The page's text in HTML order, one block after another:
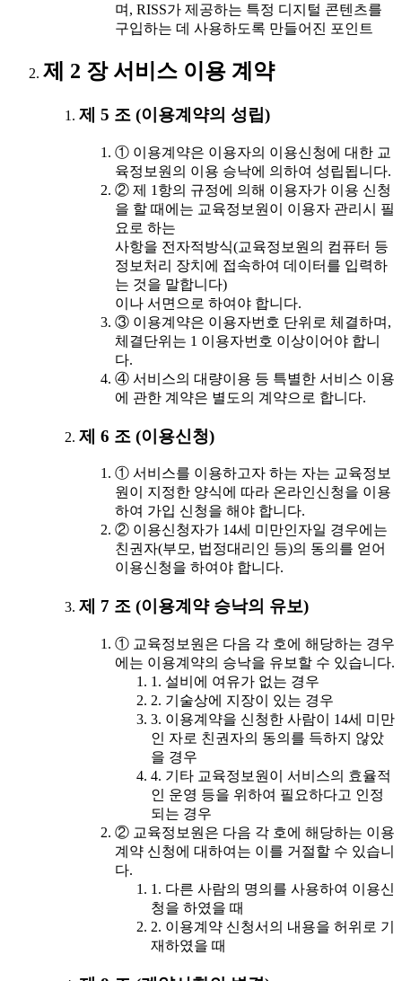
며, RISS가 제공하는 특정 디지털 콘텐츠를
구입하는 데 사용하도록 만들어진 포인트
제 2 장 서비스 이용 계약
제 5 조 (이용계약의 성립)
① 이용계약은 이용자의 이용신청에 대한 교
육정보원의 이용 승낙에 의하여 성립됩니다.
② 제 1항의 규정에 의해 이용자가 이용 신청
을 할 때에는 교육정보원이 이용자 관리시 필
요로 하는
사항을 전자적방식(교육정보원의 컴퓨터 등
정보처리 장치에 접속하여 데이터를 입력하
는 것을 말합니다)
이나 서면으로 하여야 합니다.
③ 이용계약은 이용자번호 단위로 체결하며,
체결단위는 1 이용자번호 이상이어야 합니
다.
④ 서비스의 대량이용 등 특별한 서비스 이용
에 관한 계약은 별도의 계약으로 합니다.
제 6 조 (이용신청)
① 서비스를 이용하고자 하는 자는 교육정보
원이 지정한 양식에 따라 온라인신청을 이용
하여 가입 신청을 해야 합니다.
② 이용신청자가 14세 미만인자일 경우에는
친권자(부모, 법정대리인 등)의 동의를 얻어
이용신청을 하여야 합니다.
제 7 조 (이용계약 승낙의 유보)
① 교육정보원은 다음 각 호에 해당하는 경우
에는 이용계약의 승낙을 유보할 수 있습니다.
1. 설비에 여유가 없는 경우
2. 기술상에 지장이 있는 경우
3. 이용계약을 신청한 사람이 14세 미만
인 자로 친권자의 동의를 득하지 않았
을 경우
4. 기타 교육정보원이 서비스의 효율적
인 운영 등을 위하여 필요하다고 인정
되는 경우
② 교육정보원은 다음 각 호에 해당하는 이용
계약 신청에 대하여는 이를 거절할 수 있습니
다.
1. 다른 사람의 명의를 사용하여 이용신
청을 하였을 때
2. 이용계약 신청서의 내용을 허위로 기
재하였을 때